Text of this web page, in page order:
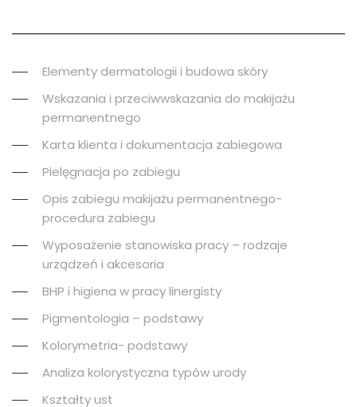
Elementy dermatologii i budowa skóry
Wskazania i przeciwwskazania do makijażu
permanentnego
Karta klienta i dokumentacja zabiegowa
Pielęgnacja po zabiegu
Opis zabiegu makijażu permanentnego-
procedura zabiegu
Wyposażenie stanowiska pracy – rodzaje
urządzeń i akcesoria
BHP i higiena w pracy linergisty
Pigmentologia – podstawy
Kolorymetria- podstawy
Analiza kolorystyczna typów urody
Kształty ust